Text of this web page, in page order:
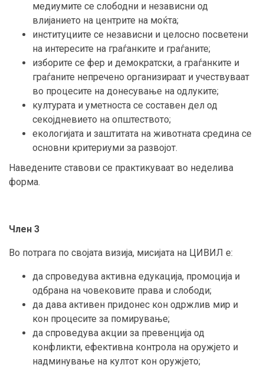
медиумите се слободни и независни од
влијанието на центрите на моќта;
институциите се независни и целосно посветени
на интересите на граѓанките и граѓаните;
изборите се фер и демократски, а граѓанките и
граѓаните непречено организираат и учествуваат
во процесите на донесување на одлуките;
културата и уметноста се составен дел од
секојдневието на општеството;
екологијата и заштитата на животната средина се
основни критериуми за развојот.
Наведените ставови се практикуваат во неделива
форма.
Член 3
Во потрага по својата визија, мисијата на ЦИВИЛ е:
да спроведува активна едукација, промоција и
одбрана на човековите права и слободи;
да дава активен придонес кон одржлив мир и
кон процесите за помирување;
да спроведува акции за превенција од
конфликти, ефективна контрола на оружјето и
надминување на култот кон оружјето;